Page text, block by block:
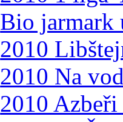
Bio jarmark
2010
2010 Na
2010 Azbeři